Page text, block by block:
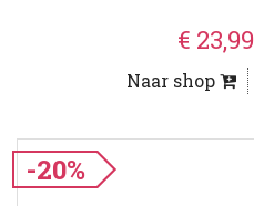
€ 23,99
Naar shop
-20%